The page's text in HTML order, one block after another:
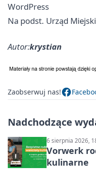
WordPress
Na podst. Urząd
Autor:krystian
Zaobserwuj nas!
Nadchodzące
6 sierpnia 2026,
Vorwerk
kulinarne